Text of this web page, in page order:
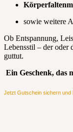
sowie weitere
Ob Entspannung,
Lebensstil – der oder
guttut.
Ein Geschenk, das
Jetzt Gutschein sichern und